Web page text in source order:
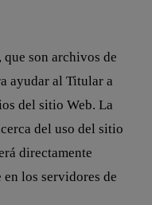
son archivos de
ayudar al Titular a
del sitio Web. La
del uso del sitio
directamente
los servidores de